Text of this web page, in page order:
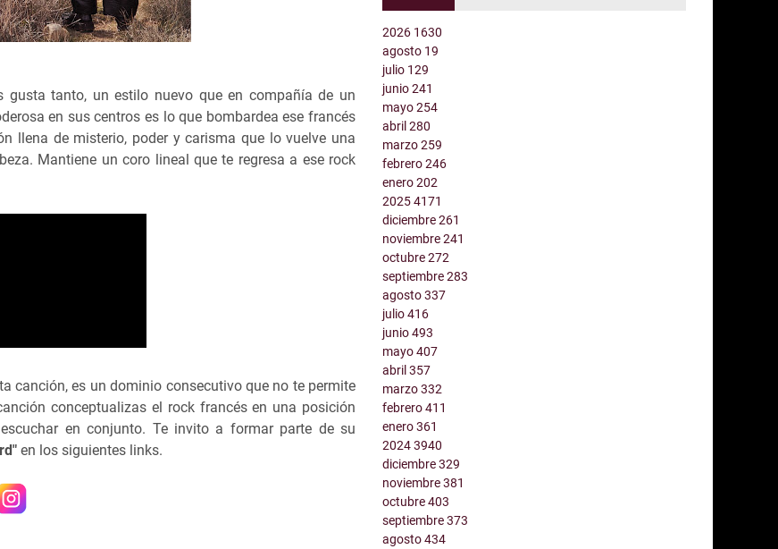
gusta tanto, un estilo nuevo que en compañía de un
en sus centros es lo que bombardea ese francés
llena de misterio, poder y carisma que lo vuelve una
Mantiene un coro lineal que te regresa a ese rock
canción, es un dominio consecutivo que no te permite
conceptualizas el rock francés en una posición
en conjunto. Te invito a formar parte de su
en los siguientes links.
2026 1630
agosto 19
julio 129
junio241
mayo254
abril280
marzo259
febrero246
enero202
20254171
diciembre261
noviembre241
octubre272
septiembre283
agosto337
julio416
junio493
mayo407
abril357
marzo332
febrero411
enero361
20243940
diciembre329
noviembre381
octubre403
septiembre373
agosto434